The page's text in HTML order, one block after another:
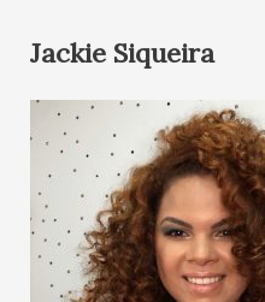
Jackie Siqueira